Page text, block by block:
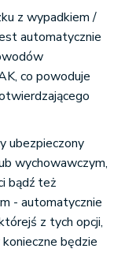
z wypadkiem /
automatycznie
co powoduje
ubezpieczony
wychowawczym,
bądź też
- automatycznie
z tych opcji,
będzie